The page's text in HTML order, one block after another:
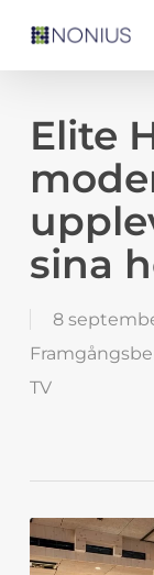
contentElite
sina
8
TV